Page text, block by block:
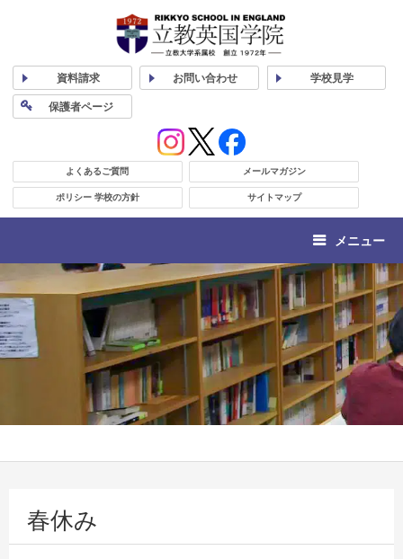
資料請求 お問い合わせ 学校見学
保護者ページ
よくあるご質問 メールマガジン
ポリシー 学校の方針 サイトマップ
メニュー
春休み